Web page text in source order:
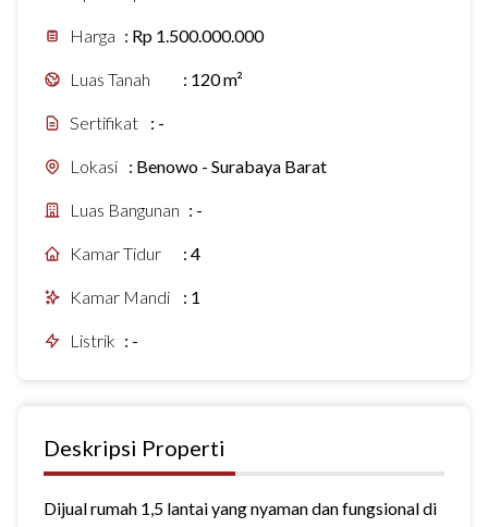
Harga : Rp 1.500.000.000
Luas Tanah : 120 m²
Sertifikat : -
Lokasi : Benowo - Surabaya Barat
Luas Bangunan : -
Kamar Tidur : 4
Kamar Mandi : 1
Listrik : -
Deskripsi Properti
Dijual rumah 1,5 lantai yang nyaman dan fungsional di